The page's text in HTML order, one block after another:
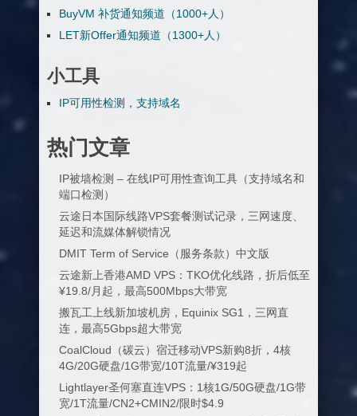
BuyVM 补货通知频道（1000+人）
LET新Offer通知频道（1300+人）
小工具
IP可用性检测，支持域名
热门文章
IP被墙检测 – 在线IP可用性查询工具（支持域名和
端口检测）
云途日本国际线路VPS套餐测试记录，三网速度、
延迟和流媒体解锁情况
DMIT Term of Service（服务条款）中文版
云途新上香港AMD VPS：TKO优化线路，折后低至
¥19.8/月起，最高500Mbps大带宽
搬瓦工上线新加坡机房，Equinix SG1，三网直
连，最高5Gbps超大带宽
CoalCloud（碳云）宿迁移动VPS新购8折，4核
4G/20G硬盘/1G带宽/10T流量/¥319起
Lightlayer圣何塞直连VPS：1核1G/50G硬盘/1G带
宽/1T流量/CN2+CMIN2/限时$4.9